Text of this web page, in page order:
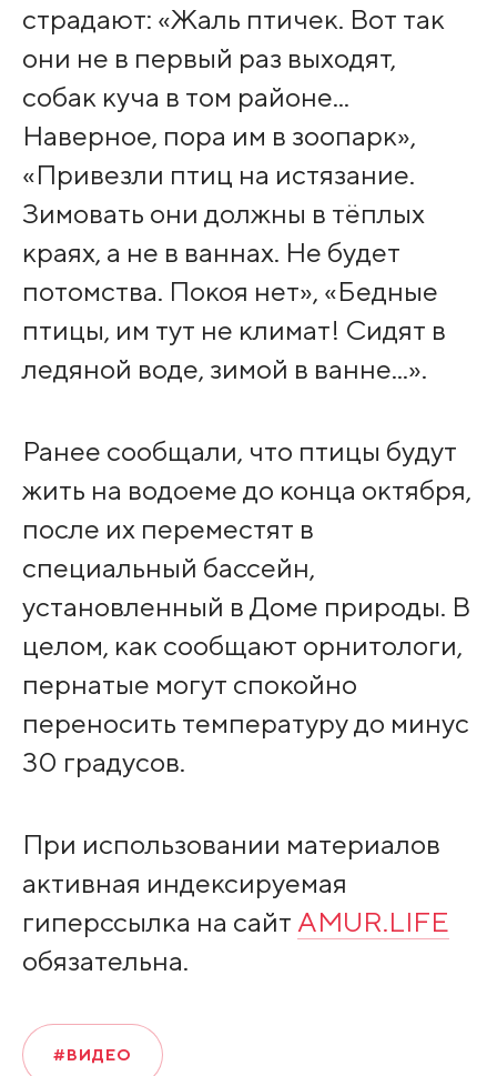
страдают: «Жаль птичек. Вот так
они не в первый раз выходят,
собак куча в том районе...
Наверное, пора им в зоопарк»,
«Привезли птиц на истязание.
Зимовать они должны в тёплых
краях, а не в ваннах. Не будет
потомства. Покоя нет», «Бедные
птицы, им тут не климат! Сидят в
ледяной воде, зимой в ванне...».
Ранее сообщали, что птицы будут
жить на водоеме до конца октября,
после их переместят в
специальный бассейн,
установленный в Доме природы. В
целом, как сообщают орнитологи,
пернатые могут спокойно
переносить температуру до минус
30 градусов.
При использовании материалов
активная индексируемая
гиперссылка на сайт AMUR.LIFE
обязательна.
#ВИДЕО